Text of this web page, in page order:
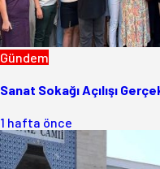
Gündem
Sanat Sokağı Açılışı
1 hafta önce